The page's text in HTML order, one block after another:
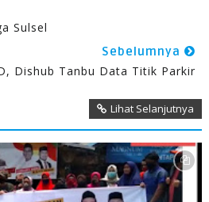
Sulsel
Sebelumnya
Dishub Tanbu Data Titik Parkir
Lihat Selanjutnya